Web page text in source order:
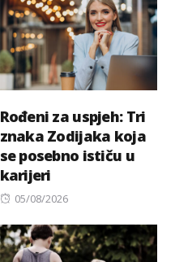
Rođeni za uspjeh: Tri
znaka Zodijaka koja
se posebno ističu u
karijeri
Posted
05/08/2026